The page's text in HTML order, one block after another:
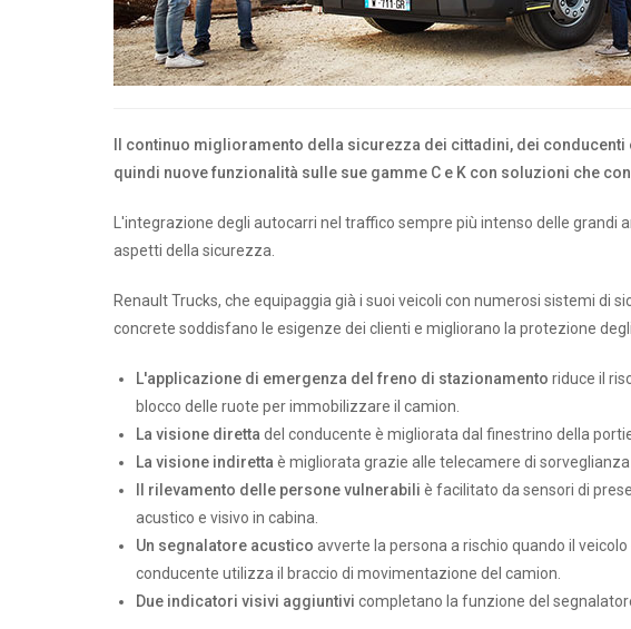
Il continuo miglioramento della sicurezza dei cittadini, dei
quindi nuove funzionalità sulle sue gamme C e K con soluzioni che
L'integrazione degli autocarri nel traffico sempre più intenso delle
aspetti della sicurezza.
Renault Trucks, che equipaggia già i suoi veicoli con numerosi sistemi
concrete soddisfano le esigenze dei clienti e migliorano la protezione
L'applicazione di emergenza del freno di stazionamento riduce il
blocco delle ruote per immobilizzare il camion.
La visione diretta del conducente è migliorata dal finestrino della
La visione indiretta è migliorata grazie alle telecamere di
Il rilevamento delle persone vulnerabili è facilitato da sensori di
acustico e visivo in cabina.
Un segnalatore acustico avverte la persona a rischio quando il
conducente utilizza il braccio di movimentazione del camion.
Due indicatori visivi aggiuntivi completano la funzione del